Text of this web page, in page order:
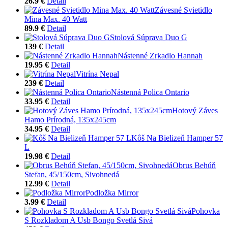
Závesné Svietidlo
Mina Max. 40 Watt
89.9 € Detail
Stolová Súprava Duo G
139 € Detail
Nástenné Zrkadlo Hannah
19.95 € Detail
Vitrína Nepal
239 € Detail
Nástenná Polica Ontario
33.95 € Detail
Hotový Záves
Hamo Prírodná, 135x245cm
34.95 € Detail
Kôš Na Bielizeň Hamper 57
L
19.98 € Detail
Obrus Behúň
Stefan, 45/150cm, Sivohnedá
12.99 € Detail
Podložka Mirror
3.99 € Detail
Pohovka
S Rozkladom A Usb Bongo Svetlá Sivá